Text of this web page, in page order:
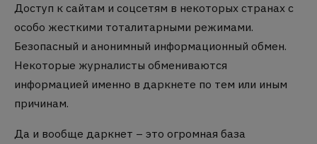
Доступ к сайтам и соцсетям в некоторых странах с
особо жесткими тоталитарными режимами.
Безопасный и анонимный информационный обмен.
Некоторые журналисты обмениваются
информацией именно в даркнете по тем или иным
причинам.
Да и вообще даркнет – это огромная база